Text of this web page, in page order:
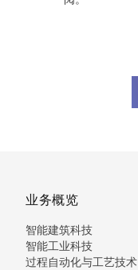
业务概览
智能建筑科技
智能工业科技
过程自动化与工艺技术